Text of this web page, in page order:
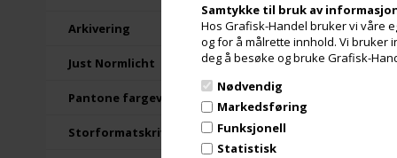
Samtykke til bruk av
Hos Grafisk-Handel bruker vi våre
og for å målrette innhold. Vi
deg å besøke og bruke Grafisk-
Nødvendig
Markedsføring
Funksjonell
Statistisk
Arkivering
Just Normlicht
Pantone fargevifter
Storformatskrivere
4 stk. på lager